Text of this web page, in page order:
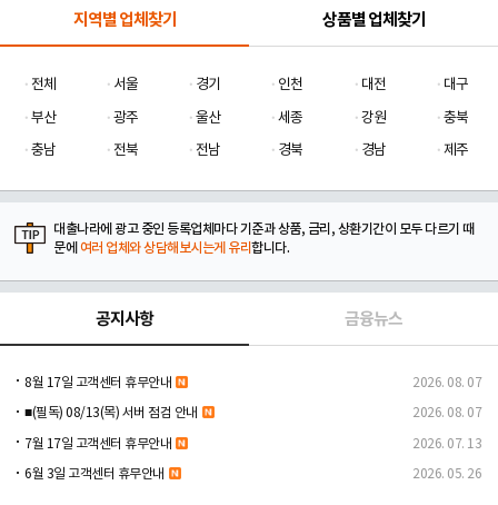
지역별 업체찾기 상품별 업체찾기
전체 서울 경기 인천 대전
대구
부산
광주 울산 세종 강원
충북
충남
전북 전남 경북 경남 제주
대출나라에 광고 중인 등록업체마다 기준과 상품, 금리, 상환기간이 모두 다르기 때
문에 여러 업체와 상담해보시는게 유리합니다.
공지사항 금융뉴스
8월 17일 고객센터 휴무안내 2026. 08. 07
■(필독) 08/13(목) 서버 점검 안내 2026. 08. 07
7월 17일 고객센터 휴무안내 2026. 07. 13
6월 3일 고객센터 휴무안내 2026. 05. 26